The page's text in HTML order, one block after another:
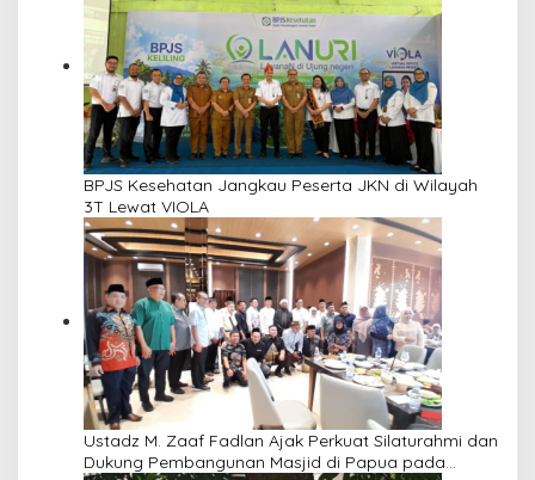
BPJS Kesehatan Jangkau Peserta JKN di Wilayah
3T Lewat VIOLA
Ustadz M. Zaaf Fadlan Ajak Perkuat Silaturahmi dan
Dukung Pembangunan Masjid di Papua pada